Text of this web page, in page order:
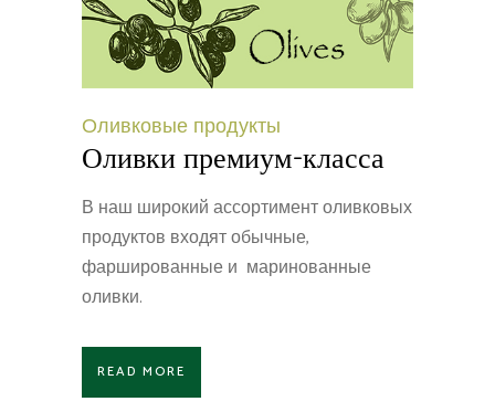
Оливковые продукты
Оливки премиум-класса
В наш широкий ассортимент оливковых
продуктов входят обычные,
фаршированные и маринованные
оливки.
READ MORE